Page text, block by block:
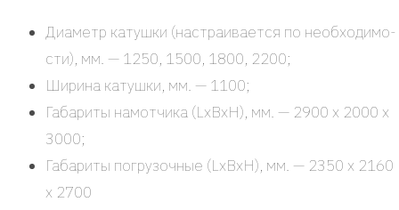
Диа­метр катуш­ки (настра­и­ва­ет­ся по необ­хо­ди­мо­
сти), мм. — 1250, 1500, 1800, 2200;
Шири­на катуш­ки, мм. — 1100;
Габа­ри­ты намот­чи­ка (LxBxH), мм. — 2900 х 2000 х
3000;
Габа­ри­ты погру­зоч­ные (LxBxH), мм. — 2350 х 2160
х 2700